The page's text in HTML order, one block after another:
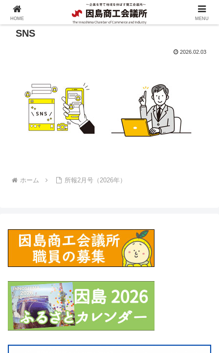
SNS
2026.02.03
ホーム 所報2月号（2026年）
HOME MENU